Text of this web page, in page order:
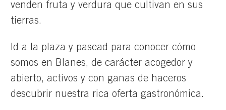
venden fruta y verdura que cultivan en sus
tierras.
Id a la plaza y pasead para conocer cómo
somos en Blanes, de carácter acogedor y
abierto, activos y con ganas de haceros
descubrir nuestra rica oferta gastronómica.